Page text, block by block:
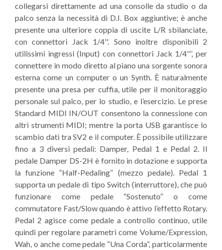
collegarsi direttamente ad una consolle da studio o da
palco senza la necessità di D.I. Box aggiuntive; è anche
presente una ulteriore coppia di uscite L/R sbilanciate,
con connettori Jack 1/4''. Sono inoltre disponibili 2
utilissimi ingressi (Input) con connettori Jack 1/4''’, per
connettere in modo diretto al piano una sorgente sonora
esterna come un computer o un Synth. È naturalmente
presente una presa per cuffia, utile per il monitoraggio
personale sul palco, per lo studio, e l’esercizio. Le prese
Standard MIDI IN/OUT consentono la connessione con
altri strumenti MIDI; mentre la porta USB garantisce lo
scambio dati tra SV2 e il computer. È possibile utilizzare
fino a 3 diversi pedali: Damper, Pedal 1 e Pedal 2. Il
pedale Damper DS-2H è fornito in dotazione e supporta
la funzione “Half-Pedaling” (mezzo pedale). Pedal 1
supporta un pedale di tipo Switch (interruttore), che può
funzionare come pedale “Sostenuto” o come
commutatore Fast/Slow quando è attivo l’effetto Rotary.
Pedal 2 agisce come pedale a controllo continuo, utile
quindi per regolare parametri come Volume/Expression,
Wah, o anche come pedale “Una Corda”, particolarmente